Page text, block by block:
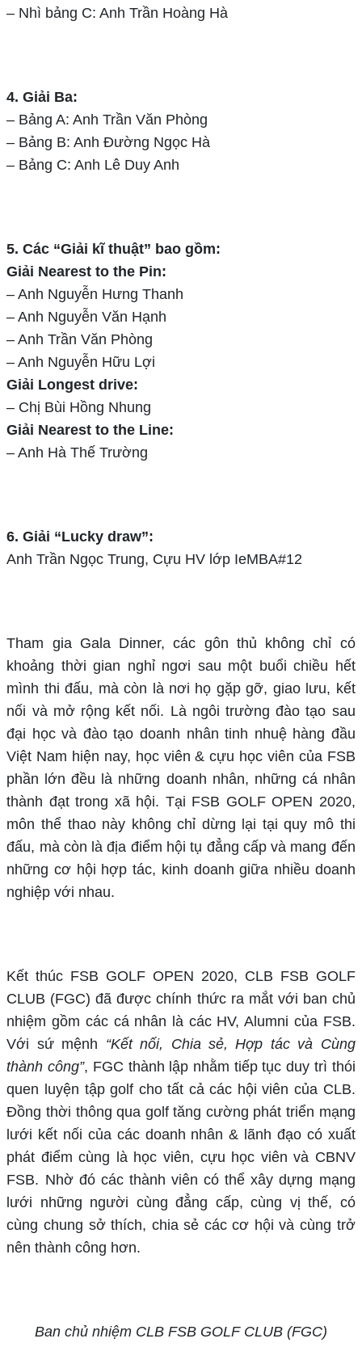
– Nhì bảng C: Anh Trần Hoàng Hà
4. Giải Ba:
– Bảng A: Anh Trần Văn Phòng
– Bảng B: Anh Đường Ngọc Hà
– Bảng C: Anh Lê Duy Anh
5. Các “Giải kĩ thuật” bao gồm:
Giải Nearest to the Pin:
– Anh Nguyễn Hưng Thanh
– Anh Nguyễn Văn Hạnh
– Anh Trần Văn Phòng
– Anh Nguyễn Hữu Lợi
Giải Longest drive:
– Chị Bùi Hồng Nhung
Giải Nearest to the Line:
– Anh Hà Thế Trường
6. Giải “Lucky draw”:
Anh Trần Ngọc Trung, Cựu HV lớp IeMBA#12
Tham gia Gala Dinner, các gôn thủ không chỉ có
khoảng thời gian nghỉ ngơi sau một buổi chiều hết
mình thi đấu, mà còn là nơi họ gặp gỡ, giao lưu, kết
nối và mở rộng kết nối. Là ngôi trường đào tạo sau
đại học và đào tạo doanh nhân tinh nhuệ hàng đầu
Việt Nam hiện nay, học viên & cựu học viên của FSB
phần lớn đều là những doanh nhân, những cá nhân
thành đạt trong xã hội. Tại FSB GOLF OPEN 2020,
môn thể thao này không chỉ dừng lại tại quy mô thi
đấu, mà còn là địa điểm hội tụ đẳng cấp và mang đến
những cơ hội hợp tác, kinh doanh giữa nhiều doanh
nghiệp với nhau.
Kết thúc FSB GOLF OPEN 2020, CLB FSB GOLF
CLUB (FGC) đã được chính thức ra mắt với ban chủ
nhiệm gồm các cá nhân là các HV, Alumni của FSB.
Với sứ mệnh “Kết nối, Chia sẻ, Hợp tác và Cùng
thành công”, FGC thành lập nhằm tiếp tục duy trì thói
quen luyện tập golf cho tất cả các hội viên của CLB.
Đồng thời thông qua golf tăng cường phát triển mạng
lưới kết nối của các doanh nhân & lãnh đạo có xuất
phát điểm cùng là học viên, cựu học viên và CBNV
FSB. Nhờ đó các thành viên có thể xây dựng mạng
lưới những người cùng đẳng cấp, cùng vị thế, có
cùng chung sở thích, chia sẻ các cơ hội và cùng trở
nên thành công hơn.
Ban chủ nhiệm CLB FSB GOLF CLUB (FGC)